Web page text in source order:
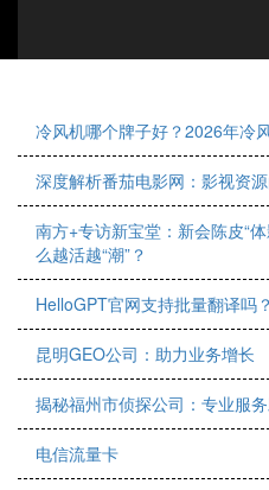
冷风机哪个牌子好？2026年冷
深度解析番茄电影网：影视资
南方+专访新宝堂：新会陈皮“
么越活越“潮”？
HelloGPT官网支持批量翻译吗
昆明GEO公司：助力业务增长
揭秘福州市侦探公司：专业服
电信流量卡